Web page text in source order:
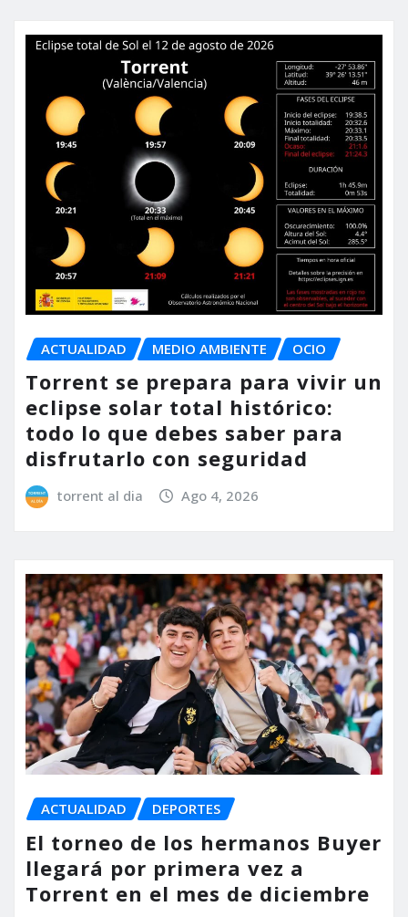
ACTUALIDAD MEDIO AMBIENTE OCIO
Torrent se prepara para vivir un
eclipse solar total histórico:
todo lo que debes saber para
disfrutarlo con seguridad
torrent al dia Ago 4, 2026
ACTUALIDAD DEPORTES
El torneo de los hermanos Buyer
llegará por primera vez a
Torrent en el mes de diciembre